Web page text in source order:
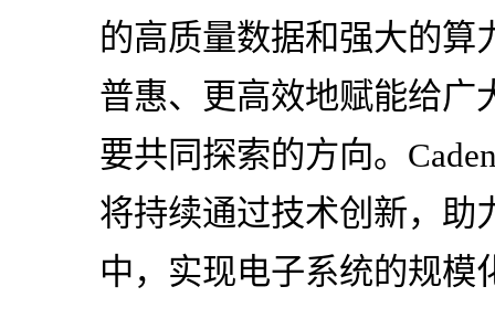
的高质量数据和强大的算
普惠、更高效地赋能给广
要共同探索的方向。
将持续通过技术创新，助
中，实现电子系统的规模